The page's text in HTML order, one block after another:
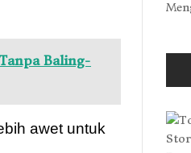
Baling-
awet untuk